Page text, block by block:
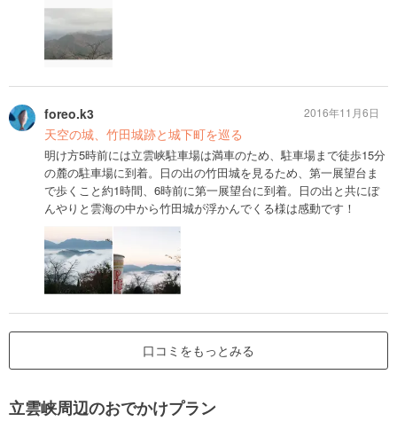
foreo.k3
天空の城、竹田城跡と城下町を巡る
明け方5時前には立雲峡駐車場は満車のため、駐車場まで徒歩15分
の麓の駐車場に到着。日の出の竹田城を見るため、第一展望台ま
で歩くこと約1時間、6時前に第一展望台に到着。日の出と共にぼ
んやりと雲海の中から竹田城が浮かんでくる様は感動です！
2016年11月6日
口コミをもっとみる
立雲峡周辺のおでかけプラン